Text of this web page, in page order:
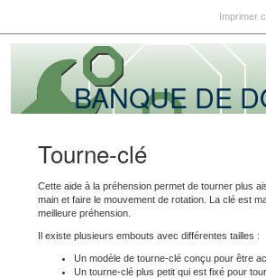
Imprimer
BANQUE DE
Tourne-clé
Cette aide à la préhension permet de tourner plus
main et faire le mouvement de rotation. La clé est
meilleure préhension.
Il existe plusieurs embouts avec différentes tailles :
Un modèle de tourne-clé conçu pour être
Un tourne-clé plus petit qui est fixé pour